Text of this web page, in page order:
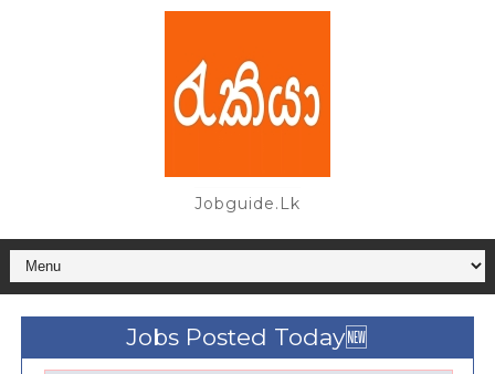
Jobguide.lk
Jobs Posted Today🆕